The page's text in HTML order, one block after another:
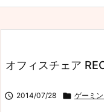
オフィスチェア
 2014/07/28  ゲーミ